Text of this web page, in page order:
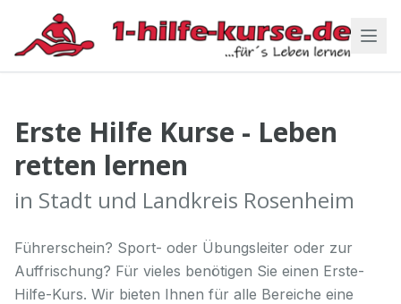
Erste Hilfe Kurse - Leben
retten lernen
in Stadt und Landkreis Rosenheim
Führerschein? Sport- oder Übungsleiter oder zur
Auffrischung? Für vieles benötigen Sie einen Erste-
Hilfe-Kurs. Wir bieten Ihnen für alle Bereiche eine